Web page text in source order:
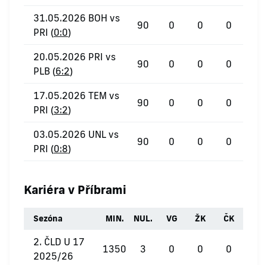
31.05.2026 BOH vs
PRI (0:0)
90 0 0 0
20.05.2026 PRI vs
PLB (6:2)
90 0 0 0
17.05.2026 TEM vs
PRI (3:2)
90 0 0 0
03.05.2026 UNL vs
PRI (0:8)
90 0 0 0
Kariéra v Příbrami
Sezóna MIN. NUL. VG ŽK ČK
2. ČLD U 17
2025/26
1350 3 0 0 0